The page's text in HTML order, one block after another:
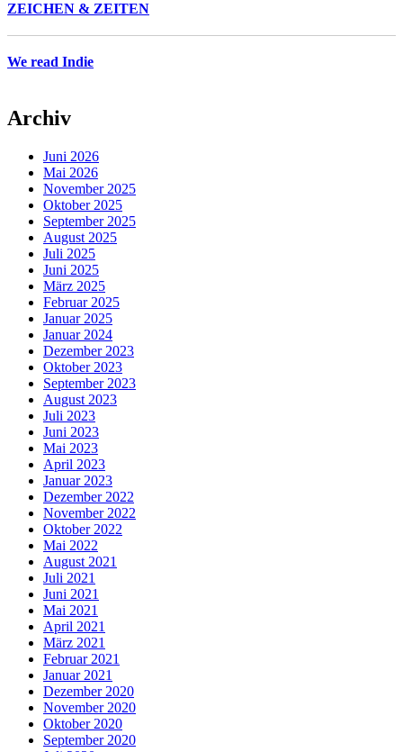
ZEICHEN & ZEITEN
We read Indie
Archiv
Juni 2026
Mai 2026
November 2025
Oktober 2025
September 2025
August 2025
Juli 2025
Juni 2025
März 2025
Februar 2025
Januar 2025
Januar 2024
Dezember 2023
Oktober 2023
September 2023
August 2023
Juli 2023
Juni 2023
Mai 2023
April 2023
Januar 2023
Dezember 2022
November 2022
Oktober 2022
Mai 2022
August 2021
Juli 2021
Juni 2021
Mai 2021
April 2021
März 2021
Februar 2021
Januar 2021
Dezember 2020
November 2020
Oktober 2020
September 2020